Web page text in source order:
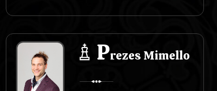
Prezes Mimello